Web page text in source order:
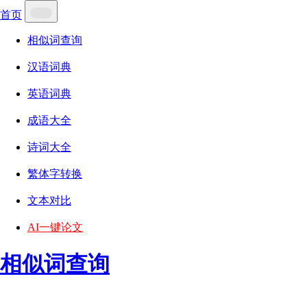
首页
相似词查询
汉语词典
英语词典
成语大全
诗词大全
繁体字转换
文本对比
AI一键论文
相似词查询